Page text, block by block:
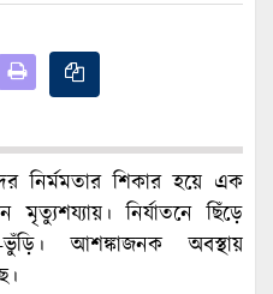
নির্মমতার শিকার হয়ে এক
নির্যাতনে ছিঁড়ে
আশঙ্কাজনক অবস্থায়